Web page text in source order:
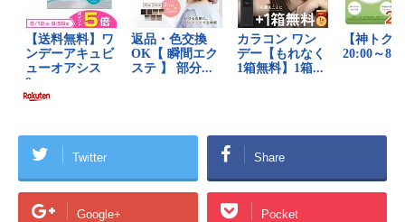
Twitter Share
Google+ Pocket